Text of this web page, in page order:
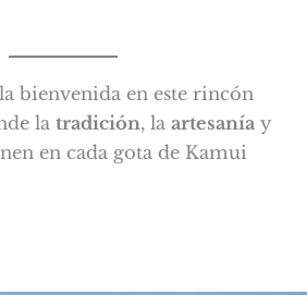
bienvenida en este rincón
la tradición, la artesanía y
en cada gota de Kamui